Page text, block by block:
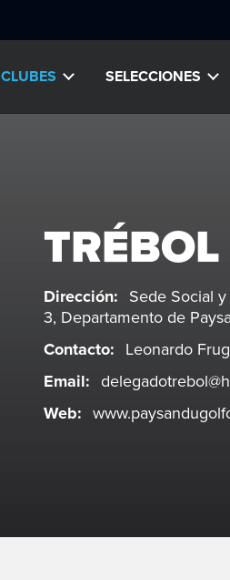
CLUBES SELECCIONES
Dirección:
Sede Social
3, Departamento de
Contacto:
Leonardo
Email:
Web: